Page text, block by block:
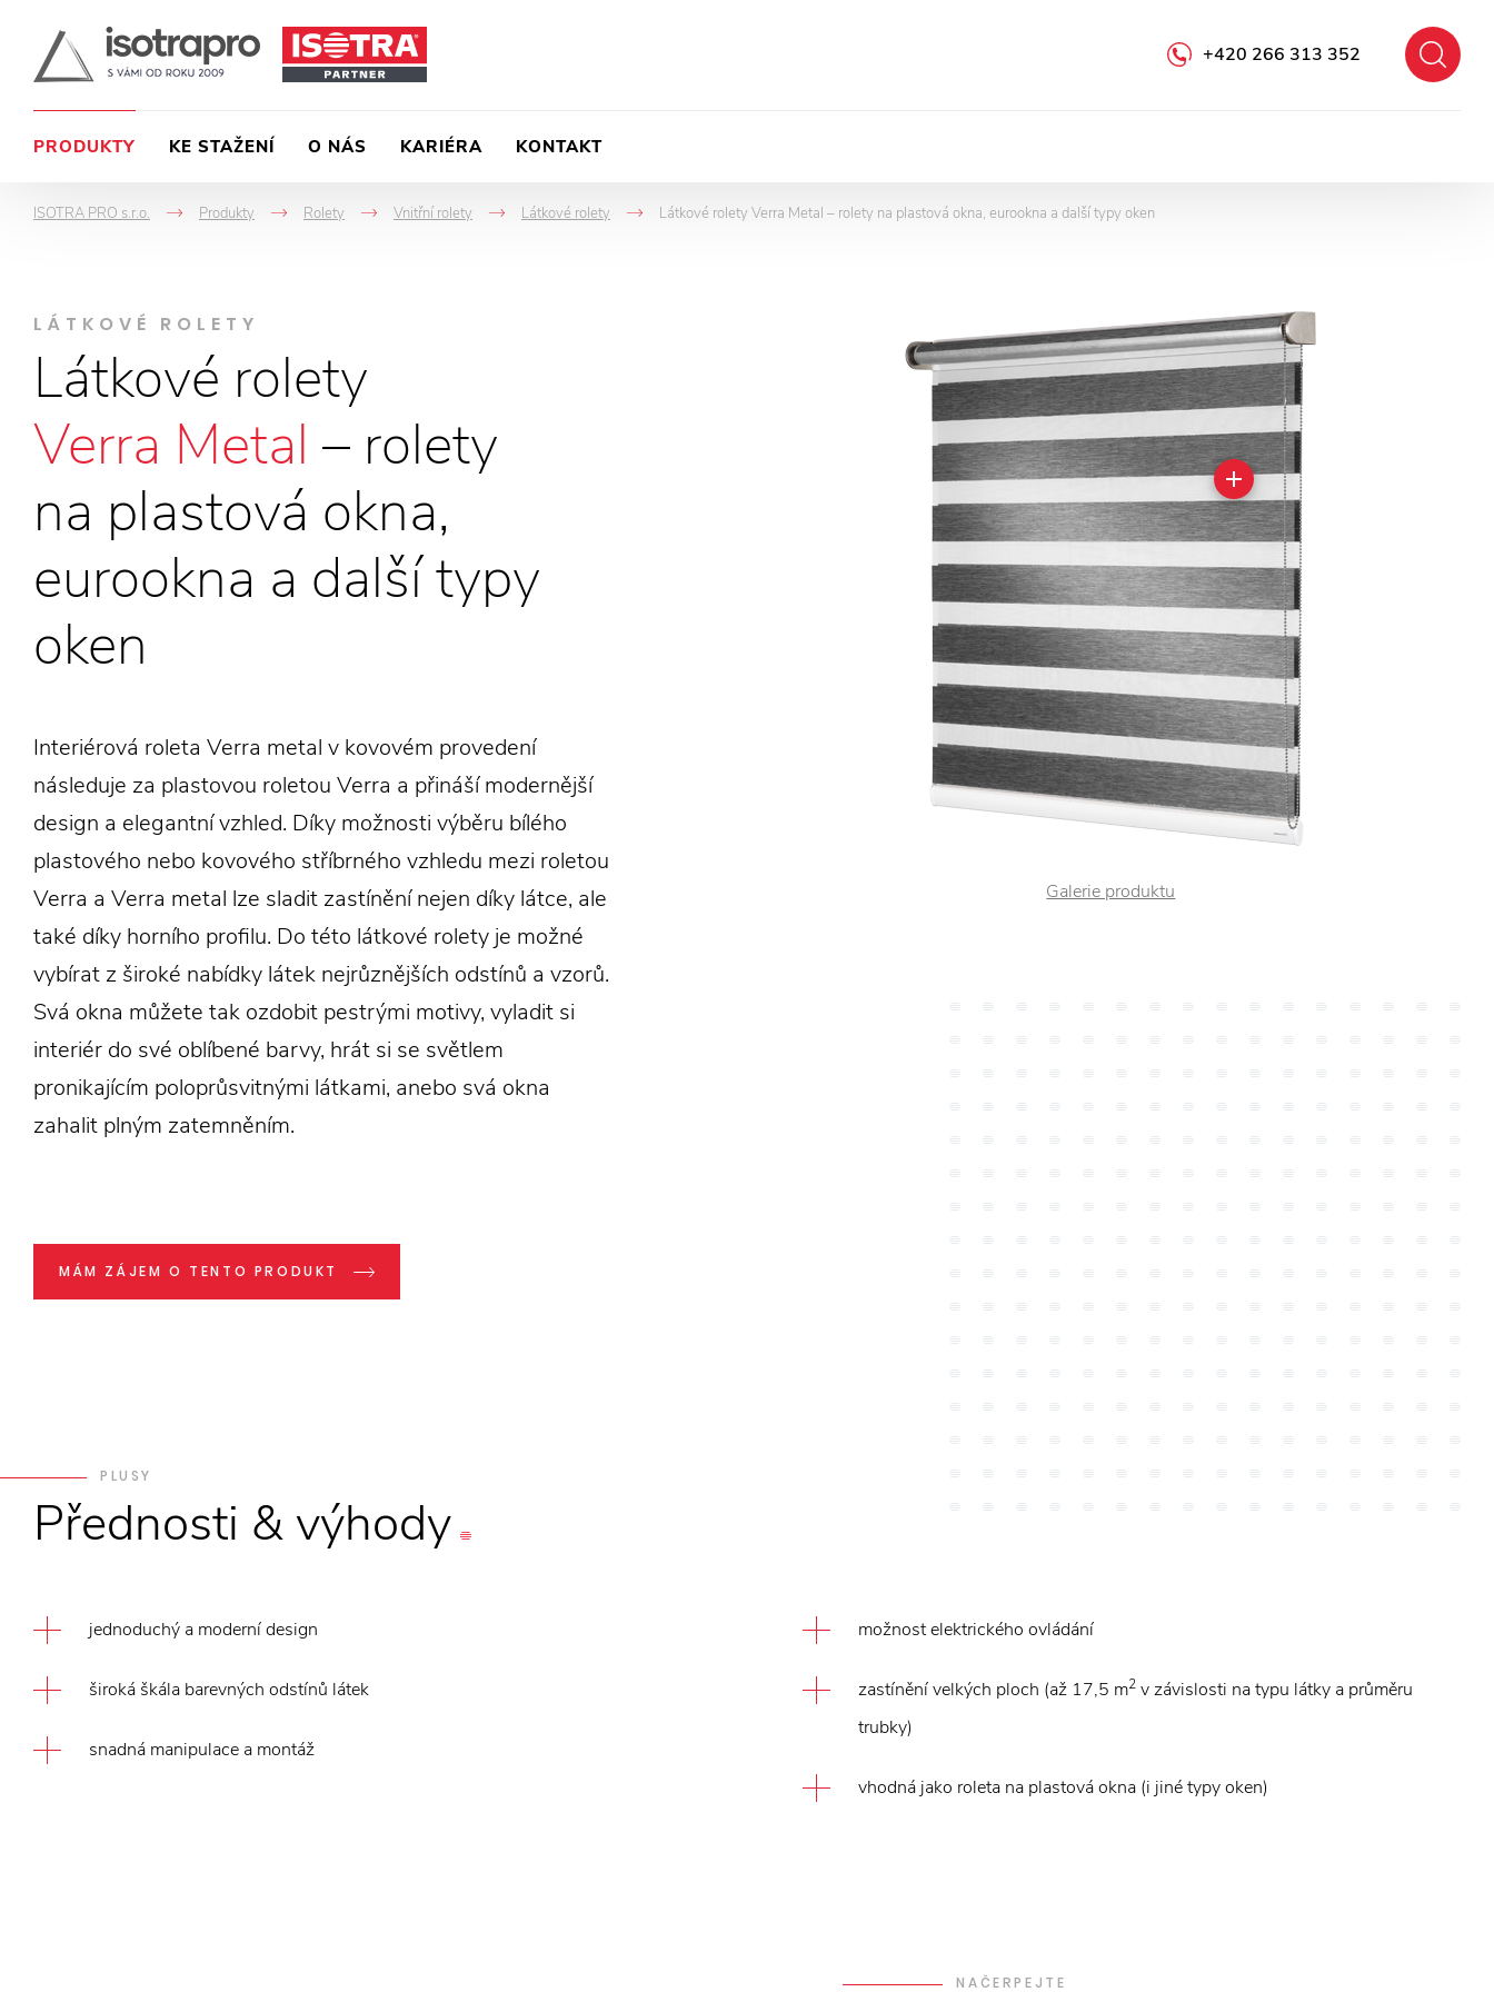
+420 266 313 352
PRODUKTY KE STAŽENÍ O NÁS KARIÉRA KONTAKT
ISOTRA PRO s.r.o.
->
Produkty
->
Rolety
->
Vnitřní rolety
->
Látkové rolety Látkové rolety Verra Metal – rolety na plastová okna, eurookna a další typy oken
LÁTKOVÉ ROLETY
Látkové rolety
Verra Metal – rolety
na plastová okna,
eurookna a další typy
oken
Galerie produktu
Interiérová roleta Verra metal v kovovém provedení
následuje za plastovou roletou Verra a přináší modernější
design a elegantní vzhled. Díky možnosti výběru bílého
plastového nebo kovového stříbrného vzhledu mezi roletou
Verra a Verra metal lze sladit zastínění nejen díky látce, ale
také díky horního profilu. Do této látkové rolety je možné
vybírat z široké nabídky látek nejrůznějších odstínů a vzorů.
Svá okna můžete tak ozdobit pestrými motivy, vyladit si
interiér do své oblíbené barvy, hrát si se světlem
pronikajícím poloprůsvitnými látkami, anebo svá okna
zahalit plným zatemněním.
MÁM ZÁJEM O TENTO PRODUKT
PLUSY
Přednosti &výhody
jednoduchý a moderní design
široká škála barevných odstínů látek
snadná manipulace a montáž
možnost elektrického ovládání
zastínění velkých ploch (až 17,5 m2 v závislosti na typu látky a průměru
trubky)
vhodná jako roleta na plastová okna (i jiné typy oken)
NAČERPEJTE